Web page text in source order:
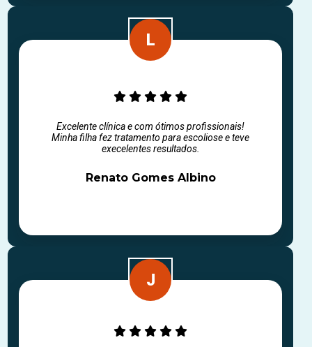
Excelente clínica e com ótimos profissionais!
Minha filha fez tratamento para escoliose e teve
execelentes resultados.
Renato Gomes Albino